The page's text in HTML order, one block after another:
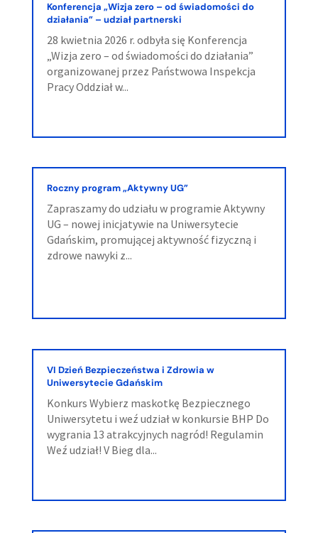
Konferencja „Wizja zero – od świadomości do
działania” – udział partnerski
28 kwietnia 2026 r. odbyła się Konferencja
„Wizja zero – od świadomości do działania”
organizowanej przez Państwowa Inspekcja
Pracy Oddział w...
Roczny program „Aktywny UG”
Zapraszamy do udziału w programie Aktywny
UG – nowej inicjatywie na Uniwersytecie
Gdańskim, promującej aktywność fizyczną i
zdrowe nawyki z...
VI Dzień Bezpieczeństwa i Zdrowia w
Uniwersytecie Gdańskim
Konkurs Wybierz maskotkę Bezpiecznego
Uniwersytetu i weź udział w konkursie BHP Do
wygrania 13 atrakcyjnych nagród! Regulamin
Weź udział! V Bieg dla...